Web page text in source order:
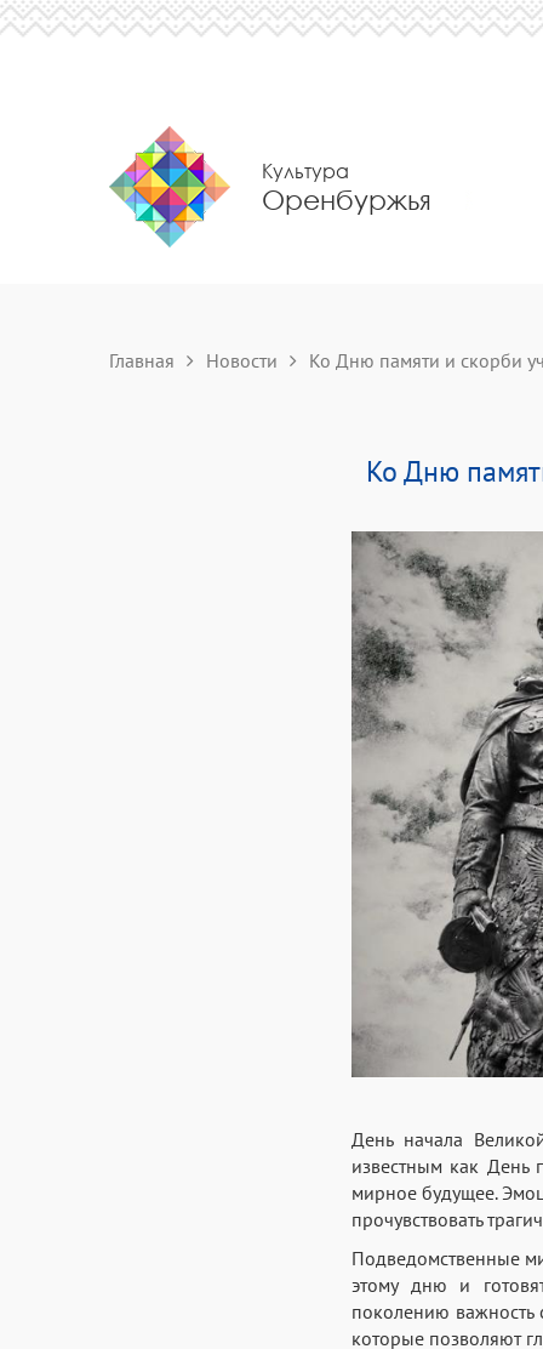
Культура
Оренбуржья
Главная Новости Ко Дню памяти и скорби
Ко Дню
День начала
известным как День
мирное будущее.
прочувствовать
Подведомственные
этому дню и
поколению важность
которые позволяют